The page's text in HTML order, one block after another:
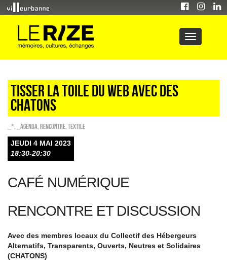
TISSER LA TOILE DU WEB AVEC DES
CHATONS
_* _Agenda Rencontre Textile
JEUDI 4 MAI 2023
18:30-20:30
CAFÉ NUMÉRIQUE
RENCONTRE ET DISCUSSION
Avec des membres locaux du Collectif des Hébergeurs
Alternatifs, Transparents, Ouverts, Neutres et Solidaires
(CHATONS)